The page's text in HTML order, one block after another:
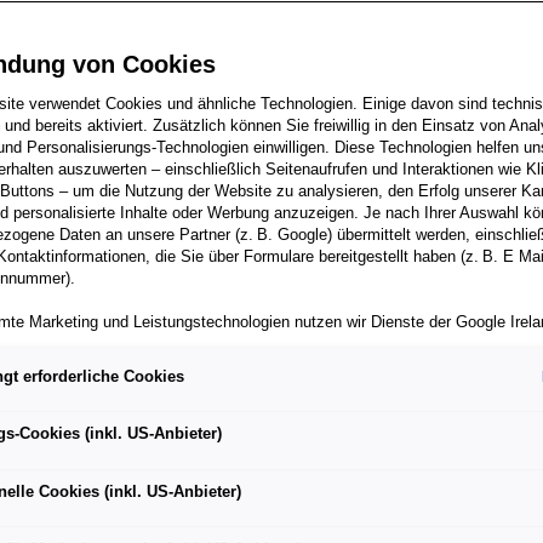
Stärken im Zusammenspiel aus kurzen Alltagsfahrten
vielseitig ein moderner Elektro-SUV diese Anforderungen
Audi Q4 e-tron bei einer Testfahrt vom Münchner Zentrum
– im Stadtverkehr, auf Landstraßen und auf
bis zum Tegernsee und zurück.
fünf Uhr morgens, noch bevor sich der Berufsverkehr in der
steht der Audi Q4 e-tron bereit für eine Fahrt hinaus
der bayerischen Landeshauptstadt, zwischen
Team rund um Herman Verbeek. Gepäck und Ausrüstung
ins Display – dann geht es los. Die rund 200 Kilometer
von Cookies
verwendet Cookies und ähnliche Technologien. Einige davon sind
und bereits aktiviert. Zusätzlich können Sie freiwillig in den Einsatz von
Personalisierungs-Technologien einwilligen. Diese Technologien helfen
auszuwerten – einschließlich Seitenaufrufen und Interaktionen wie
– um die Nutzung der Website zu analysieren, den Erfolg unserer
personalisierte Inhalte oder Werbung anzuzeigen. Je nach Ihrer Auswahl
Daten an unsere Partner (z. B. Google) übermittelt werden,
die Sie über Formulare bereitgestellt haben (z. B. E
Marketing und Leistungstechnologien nutzen wir Dienste der Google
Datenschutzniveau; staatliche Zugriffe und eingeschränkte
können nicht ausgeschlossen werden. Die Übermittlung
einen personalisierten Link auf unsere Website gelangen und Marketing
von dem Ihnen zugeordneten Händler bzw. im Falle eines Porsche
erforderliche Cookies
Cookies (inkl. US-Anbieter)
Cookies (inkl. US-Anbieter)